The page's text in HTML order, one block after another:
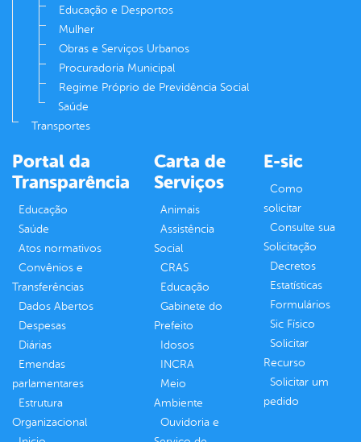
Educação e Desportos
Mulher
Obras e Serviços Urbanos
Procuradoria Municipal
Regime Próprio de Previdência Social
Saúde
Transportes
Portal da
Transparência
Educação
Saúde
Atos normativos
Convênios e
Transferências
Dados Abertos
Despesas
Diárias
Emendas
parlamentares
Estrutura
Organizacional
Carta de
Serviços
Animais
Assistência
Social
CRAS
Educação
Gabinete do
Prefeito
Idosos
INCRA
Meio
Ambiente
Ouvidoria e
E-sic
Como
solicitar
Consulte sua
Solicitação
Decretos
Estatísticas
Formulários
Sic Físico
Solicitar
Recurso
Solicitar um
pedido